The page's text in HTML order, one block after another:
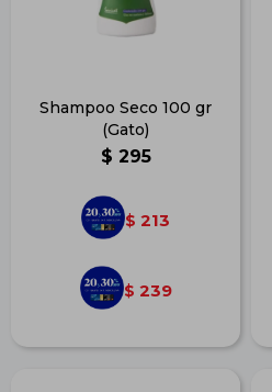
Shampoo Seco 100 gr
(Gato)
$ 295
$ 213
$ 239